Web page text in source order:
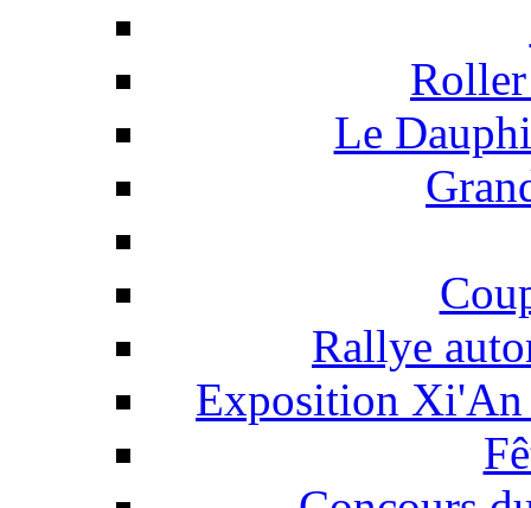
Le
Rallye
Exposition Xi'An